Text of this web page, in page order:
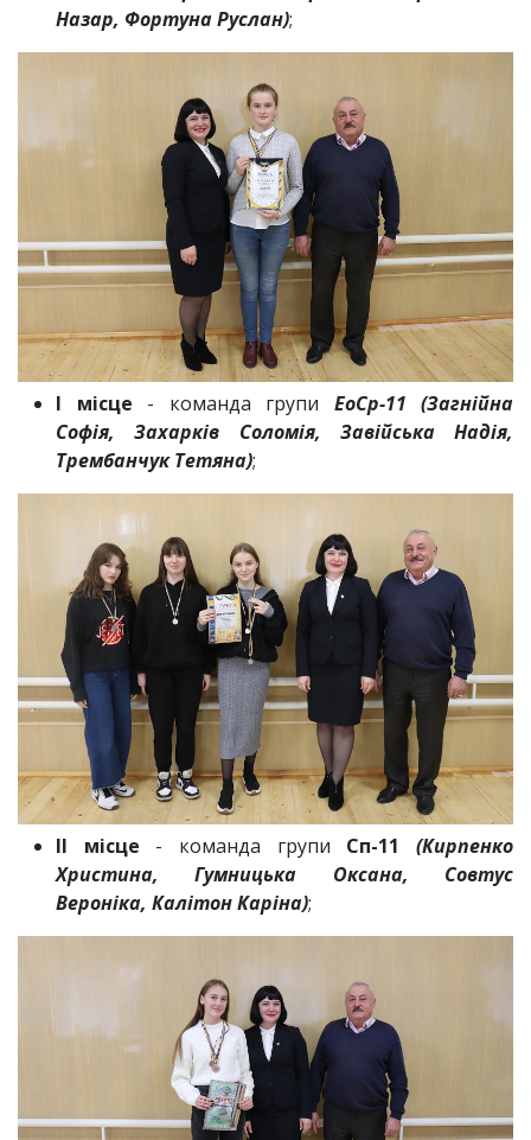
Назар, Фортуна Руслан);
І місце - команда групи ЕоСр-11 (Загнійна
Софія, Захарків Соломія, Завійська Надія,
Трембанчук Тетяна);
ІІ місце - команда групи Сп-11(Кирпенко
Христина, Гумницька Оксана, Совтус
Вероніка, Калітон Каріна);